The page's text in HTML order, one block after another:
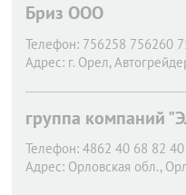
Бриз ООО
Телефон: 756258 756260
Адрес: г. Орел,
группа компаний
Телефон: 4862 40 68 82
Адрес: Орловская обл.,